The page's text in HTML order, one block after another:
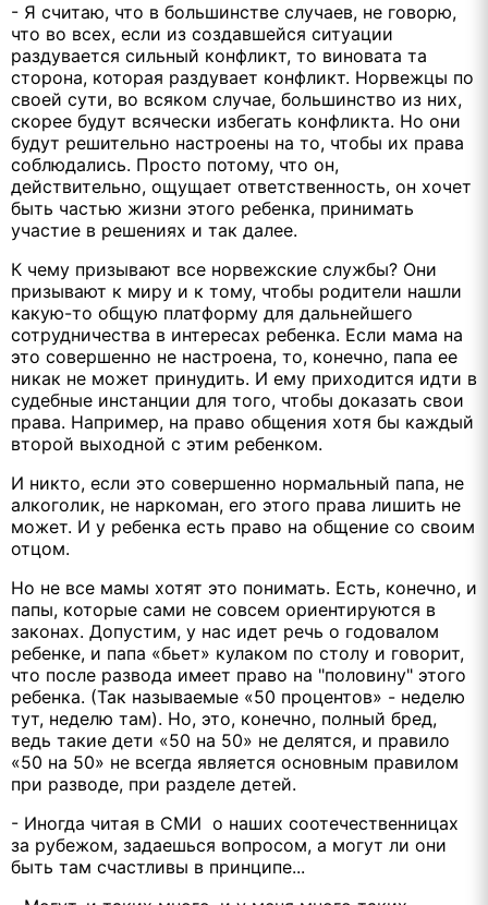
- Я считаю, что в большинстве случаев, не говорю,
что во всех, если из создавшейся ситуации
раздувается сильный конфликт, то виновата та
сторона, которая раздувает конфликт. Норвежцы по
своей сути, во всяком случае, большинство из них,
скорее будут всячески избегать конфликта. Но они
будут решительно настроены на то, чтобы их права
соблюдались. Просто потому, что он,
действительно, ощущает ответственность, он хочет
быть частью жизни этого ребенка, принимать
участие в решениях и так далее.
К чему призывают все норвежские службы? Они
призывают к миру и к тому, чтобы родители нашли
какую-то общую платформу для дальнейшего
сотрудничества в интересах ребенка. Если мама на
это совершенно не настроена, то, конечно, папа ее
никак не может принудить. И ему приходится идти в
судебные инстанции для того, чтобы доказать свои
права. Например, на право общения хотя бы каждый
второй выходной с этим ребенком.
И никто, если это совершенно нормальный папа, не
алкоголик, не наркоман, его этого права лишить не
может. И у ребенка есть право на общение со своим
отцом.
Но не все мамы хотят это понимать. Есть, конечно, и
папы, которые сами не совсем ориентируются в
законах. Допустим, у нас идет речь о годовалом
ребенке, и папа «бьет» кулаком по столу и говорит,
что после развода имеет право на "половину" этого
ребенка. (Так называемые «50 процентов» - неделю
тут, неделю там). Но, это, конечно, полный бред,
ведь такие дети «50 на 50» не делятся, и правило
«50 на 50» не всегда является основным правилом
при разводе, при разделе детей.
- Иногда читая в СМИ о наших соотечественницах
за рубежом, задаешься вопросом, а могут ли они
быть там счастливы в принципе...